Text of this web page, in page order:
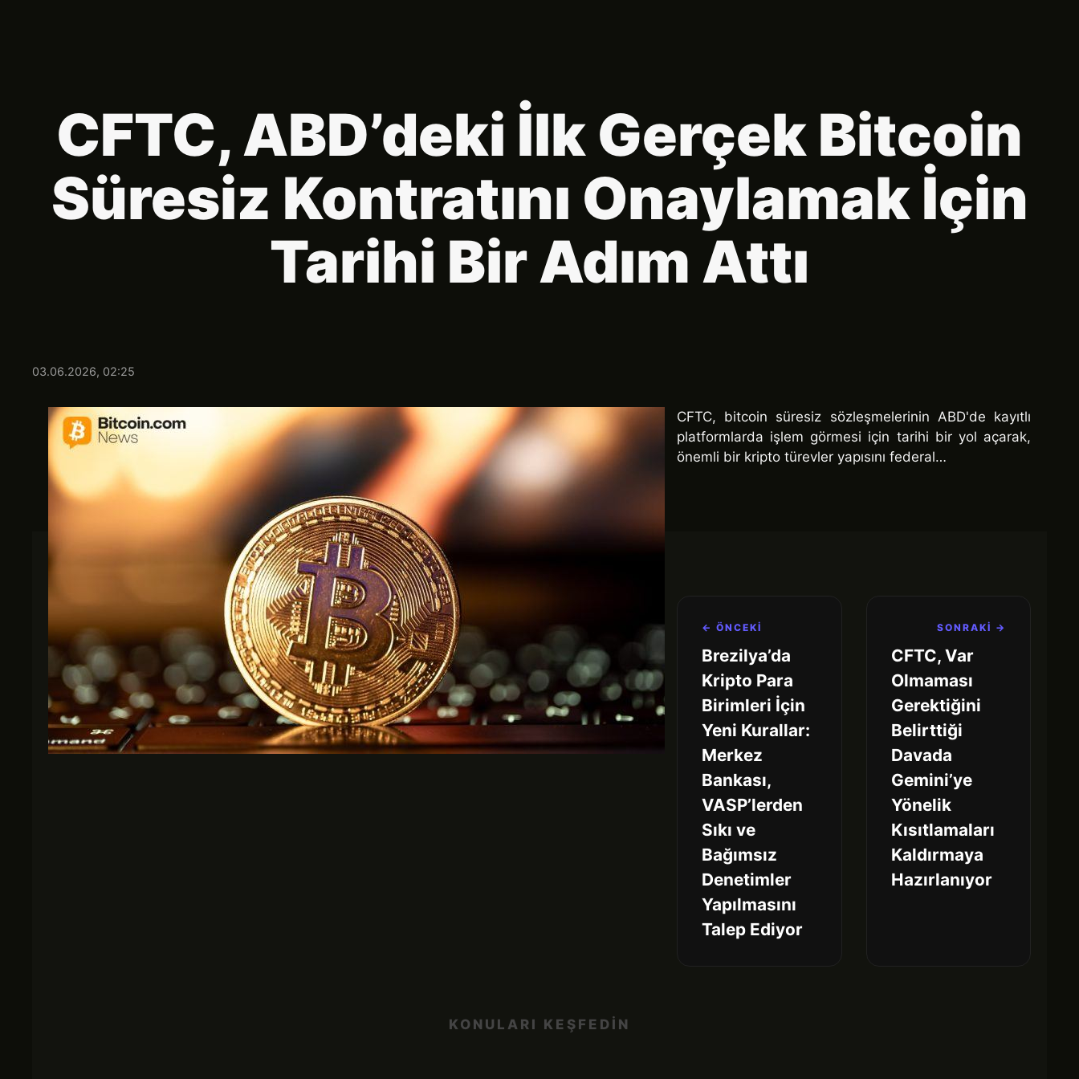
CFTC, ABD’deki İlk Gerçek Bitcoin
Süresiz Kontratını Onaylamak İçin
Tarihi Bir Adım Attı
03.06.2026, 02:25
CFTC, bitcoin süresiz sözleşmelerinin ABD'de kayıtlı
platformlarda işlem görmesi için tarihi bir yol açarak,
önemli bir kripto türevler yapısını federal…
← ÖNCEKİ
Brezilya’da
Kripto Para
Birimleri İçin
Yeni Kurallar:
Merkez
Bankası,
VASP’lerden
Sıkı ve
Bağımsız
Denetimler
Yapılmasını
Talep Ediyor
SONRAKİ →
CFTC, Var
Olmaması
Gerektiğini
Belirttiği
Davada
Gemini’ye
Yönelik
Kısıtlamaları
Kaldırmaya
Hazırlanıyor
KONULARI KEŞFEDİN